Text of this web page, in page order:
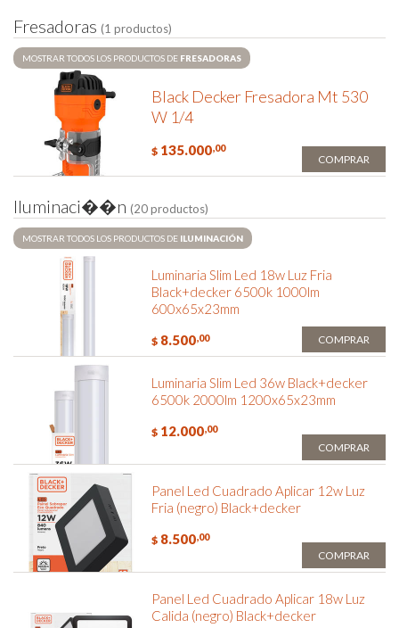
Fresadoras (1 productos)
MOSTRAR TODOS LOS PRODUCTOS DE FRESADORAS
Black Decker Fresadora Mt 530
W 1/4
$ 135.000,00
COMPRAR
Iluminaci��n (20 productos)
MOSTRAR TODOS LOS PRODUCTOS DE ILUMINACIÓN
Luminaria Slim Led 18w Luz Fria
Black+decker 6500k 1000lm
600x65x23mm
$ 8.500,00 COMPRAR
Luminaria Slim Led 36w Black+decker
6500k 2000lm 1200x65x23mm
$ 12.000,00
COMPRAR
Panel Led Cuadrado Aplicar 12w Luz
Fria (negro) Black+decker
$ 8.500,00
COMPRAR
Panel Led Cuadrado Aplicar 18w Luz
Calida (negro) Black+decker